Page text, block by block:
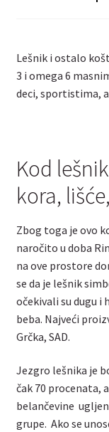
Lešnik i ostalo
3 i omega 6
deci, sportistima,
Kod
kora,
Zbog toga je ovo
naročito u doba
na ove prostore
se da je lešnik
očekivali su dugu i
beba. Najveći
Grčka, SAD.
Jezgro lešnika je
čak 70 procenata,
belančevine
grupe. Ako se